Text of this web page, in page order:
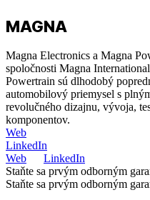
MAGNA
Magna Electronics a Magna
spoločnosti Magna
Powertrain sú dlhodobý
automobilový priemysel s
revolučného dizajnu, vývoja,
komponentov.
Web
LinkedIn
Web
LinkedIn
Staňte sa prvým odborným
Staňte sa prvým odborným